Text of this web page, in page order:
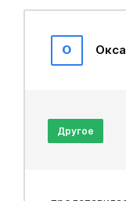
О
Другое